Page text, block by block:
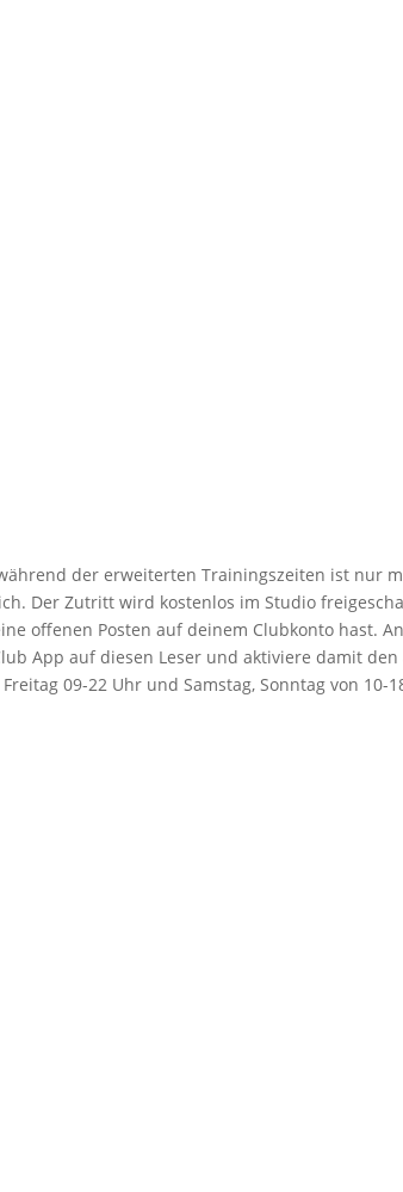
der erweiterten Trainingszeiten ist nur
Der Zutritt wird kostenlos im Studio
offenen Posten auf deinem Clubkonto hast.
App auf diesen Leser und aktiviere damit
09-22 Uhr und Samstag, Sonntag von